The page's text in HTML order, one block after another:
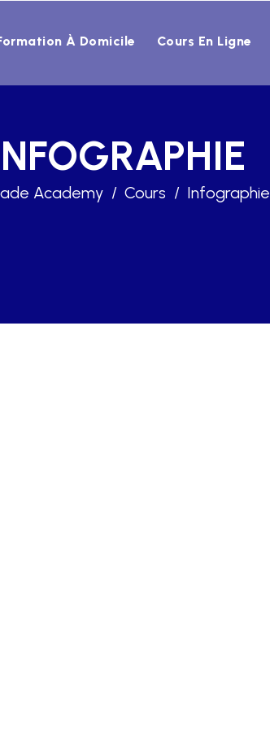
À Domicile Cours En Ligne
Academy Cours Infographie